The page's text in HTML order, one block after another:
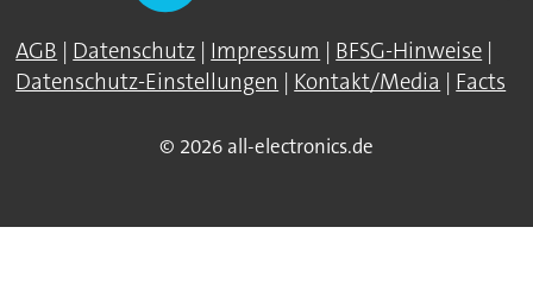
AGB | Datenschutz | Impressum | BFSG-Hinweise |
Datenschutz-Einstellungen | Kontakt/Media | Facts
© 2026 all-electronics.de